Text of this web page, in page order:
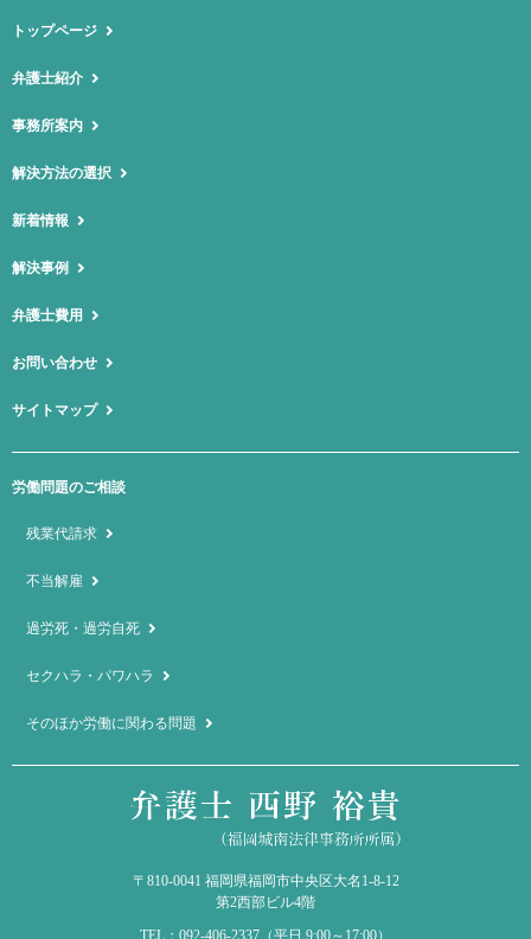
トップページ
弁護士紹介
事務所案内
解決方法の選択
新着情報
解決事例
弁護士費用
お問い合わせ
サイトマップ
労働問題のご相談
残業代請求
不当解雇
過労死・過労自死
セクハラ・パワハラ
そのほか労働に関わる問題
〒810-0041 福岡県福岡市中央区大名1-8-12
第2西部ビル4階